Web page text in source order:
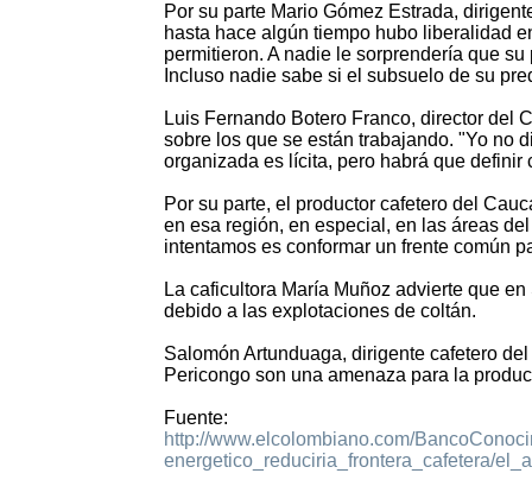
Por su parte Mario Gómez Estrada,
hasta hace algún tiempo hubo liberalidad
permitieron. A nadie le sorprendería que
Incluso nadie sabe si el subsuelo de su
Luis Fernando Botero Franco, director del
sobre los que se están trabajando. "Yo no
organizada es lícita, pero habrá que definir
Por su parte, el productor cafetero del
en esa región, en especial, en las áreas
intentamos es conformar un frente común
La caficultora María Muñoz advierte que
debido a las explotaciones de coltán.
Salomón Artunduaga, dirigente cafetero
Pericongo son una amenaza para la
Fuente:
http://www.elcolombiano.com/
energetico_reduciria_frontera_cafetera/